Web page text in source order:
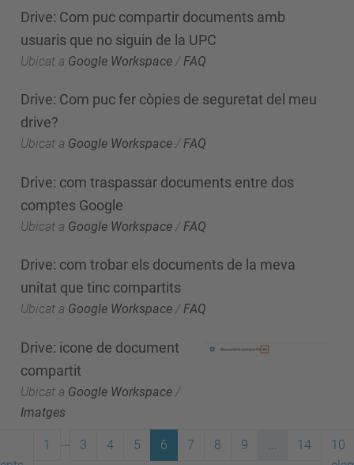
Drive: Com puc compartir documents amb
usuaris que no siguin de la UPC
Ubicat a Google Workspace / FAQ
Drive: Com puc fer còpies de seguretat del meu
drive?
Ubicat a Google Workspace /FAQ
Drive: com traspassar documents entre dos
comptes Google
Ubicat a Google Workspace / FAQ
Drive: com trobar els documents de la meva
unitat que tinc compartits
Ubicat a Google Workspace /FAQ
Drive: icone de document
compartit
Ubicat a Google Workspace /
Imatges
1 3 4 5 6 7 8 9 14
10